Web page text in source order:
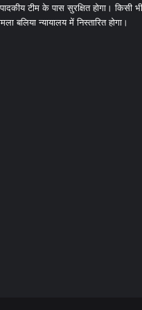
टीम के पास सुरक्षित होगा। किसी
बलिया न्यायालय में निस्तारित होगा।